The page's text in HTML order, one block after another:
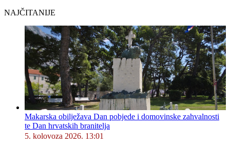
NAJČITANIJE
Makarska obilježava Dan pobjede i domovinske zahvalnosti
te Dan hrvatskih branitelja
5. kolovoza 2026. 13:01